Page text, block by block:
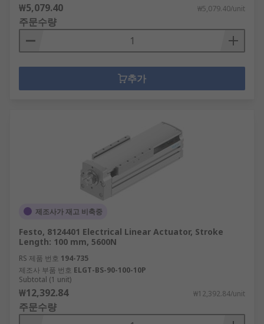
₩5,079.40 ₩5,079.40/unit
주문수량
추가
제조사가 재고 비축중
Festo, 8124401 Electrical Linear Actuator, Stroke
Length: 100 mm, 5600N
RS 제품 번호 194-735
제조사 부품 번호 ELGT-BS-90-100-10P
Subtotal (1 unit)
₩12,392.84 ₩12,392.84/unit
주문수량